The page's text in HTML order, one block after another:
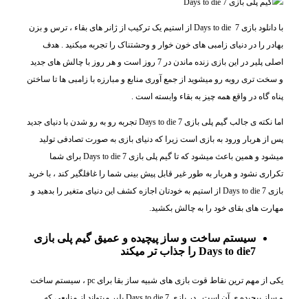
با دانلود بازی Days to die 7 از استیم یک ترکیب از ژانر های بقاء ، ترس و بزن
بهادر را در دنیای زامبی های خون خوار و وحشتناک را تجربه میکنید . هدف
اصلی پلیر در این بازی زنده ماندن در 7 روز است و هر روز با چالش های جدید
و سخت تری روبه رو میشوید از جمع آوری منابع و مبارزه با زامبی ها تا ساختن
پناه گاه در واقع همه چیز به بقاء وابسته است .
اما نکته ی جالب گیم پلی بازی Days to die 7 تجربه رو به رو شدن با دنیای جدید
پس از هربار ورود به بازی است زیرا که دنیای بازی به صورت تصادفی تولید
میشود و همین باعث میشود که تا گیم پلی بازی Days to die 7 برای شما
تکراری نشود و هربار به طور غیر قابل پیش بینی شما را غافلگیر کند ، با خرید
بازی Days to die 7 از استیم به خودتان اجازه کشف این دنیای متغیر را بدهید و
مهارت های بقای خود را به چالش بکشید.
سیستم ساخت و ساز پیچیده و عمیق گیم پلی بازی
Days to die7 را جذاب تر میکند
یکی از مهم ترین نقاط قوت بازی های شبیه ساز بقا برای pc ، سیستم ساخت